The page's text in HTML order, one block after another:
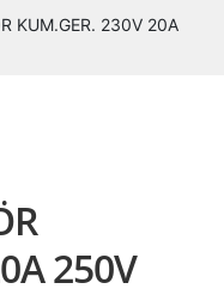
Alt
KUM.GER. 230V 20A
250V